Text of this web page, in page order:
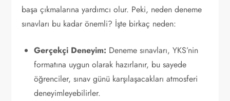
başa çıkmalarına yardımcı olur. Peki, neden deneme
sınavları bu kadar önemli? İşte birkaç neden:
Gerçekçi Deneyim: Deneme sınavları, YKS’nin
formatına uygun olarak hazırlanır, bu sayede
öğrenciler, sınav günü karşılaşacakları atmosferi
deneyimleyebilirler.